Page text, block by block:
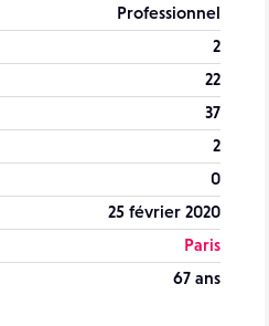
Professionnel
2
22
37
2
0
25 février 2020
Paris
67 ans